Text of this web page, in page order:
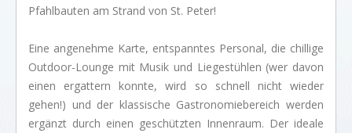
Pfahlbauten am Strand von St. Peter!
Eine angenehme Karte, entspanntes Personal, die chillige
Outdoor-Lounge mit Musik und Liegestühlen (wer davon
einen ergattern konnte, wird so schnell nicht wieder
gehen!) und der klassische Gastronomiebereich werden
ergänzt durch einen geschützten Innenraum. Der ideale